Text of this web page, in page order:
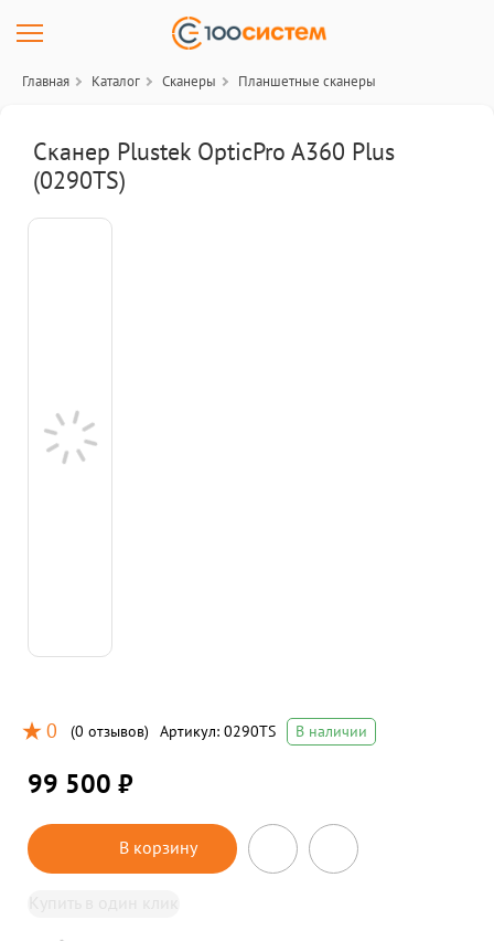
Главная Каталог Сканеры Планшетные сканеры
Сканер Plustek OpticPro A360 Plus
(0290TS)
0 (0 отзывов) Артикул: 0290TS В наличии
99 500 ₽
В корзину